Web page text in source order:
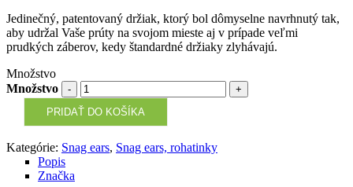
Jedinečný, patentovaný držiak, ktorý bol dômyselne navrhnutý tak,
aby udržal Vaše prúty na svojom mieste aj v prípade veľmi
prudkých záberov, kedy štandardné držiaky zlyhávajú.
Množstvo
Množstvo
PRIDAŤ DO KOŠÍKA
Kategórie: Snag ears, Snag ears, rohatinky
Popis
Značka